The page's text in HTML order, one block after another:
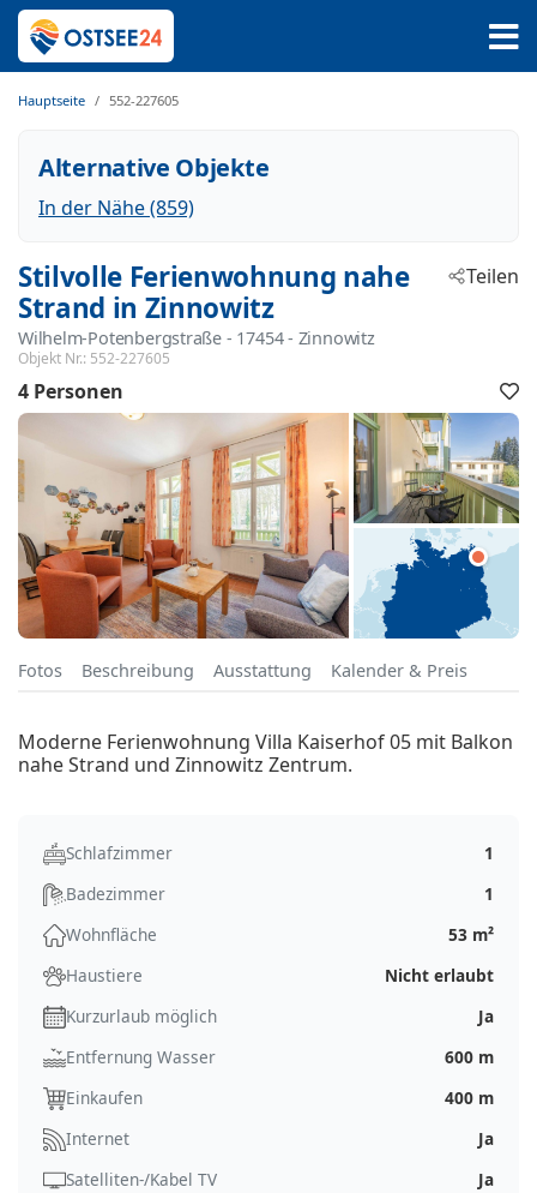
Hauptseite 552-227605
Alternative Objekte
In der Nähe (859)
Stilvolle Ferienwohnung nahe
Strand in Zinnowitz
Wilhelm-Potenbergstraße - 17454 - Zinnowitz
Objekt Nr.: 552-227605
Teilen
4 Personen
Fotos Beschreibung Ausstattung Kalender & Preis
Moderne Ferienwohnung Villa Kaiserhof 05 mit Balkon
nahe Strand und Zinnowitz Zentrum.
Schlafzimmer
1
Badezimmer
1
Wohnfläche
53 m²
Haustiere
Nicht erlaubt
Kurzurlaub möglich
Ja
Entfernung Wasser
600 m
Einkaufen
400 m
Internet
Ja
Satelliten-/Kabel TV
Ja